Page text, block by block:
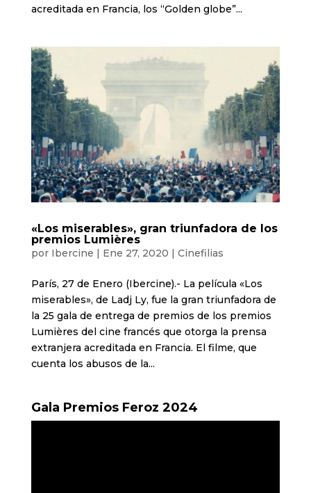
acreditada en Francia, los “Golden globe”...
«Los miserables», gran triunfadora de los
premios Lumières
por Ibercine Ene 27, 2020 Cinefilias
París, 27 de Enero (Ibercine).- La película «Los
miserables», de Ladj Ly, fue la gran triunfadora de
la 25 gala de entrega de premios de los premios
Lumières del cine francés que otorga la prensa
extranjera acreditada en Francia. El filme, que
cuenta los abusos de la...
Gala Premios Feroz 2024